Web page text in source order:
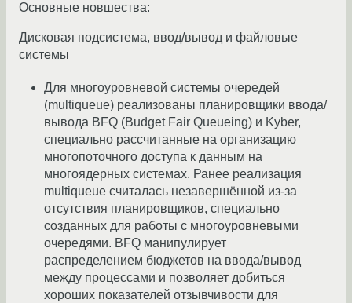
Основные новшества:
Дисковая подсистема, ввод/вывод и файловые
системы
Для многоуровневой системы очередей
(multiqueue) реализованы планировщики ввода/
вывода BFQ (Budget Fair Queueing) и Kyber,
специально рассчитанные на организацию
многопоточного доступа к данным на
многоядерных системах. Ранее реализация
multiqueue считалась незавершённой из-за
отсутствия планировщиков, специально
созданных для работы с многоуровневыми
очередями. BFQ манипулирует
распределением бюджетов на ввода/вывод
между процессами и позволяет добиться
хороших показателей отзывчивости для